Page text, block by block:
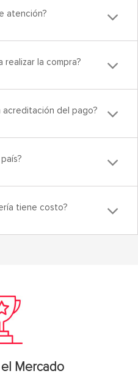
atención?
realizar la compra?
del pago?
tiene costo?
Mercado